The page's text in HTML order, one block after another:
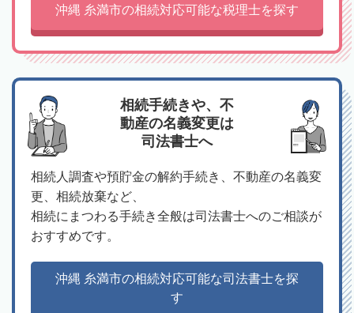
沖縄 糸満市の相続対応可能な税理士を探す
相続手続きや、不
動産の名義変更は
司法書士へ
相続人調査や預貯金の解約手続き、不動産の名義変
更、相続放棄など、
相続にまつわる手続き全般は司法書士へのご相談が
おすすめです。
沖縄 糸満市の相続対応可能な司法書士を探
す